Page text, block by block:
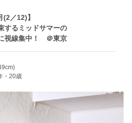
(2／12)】
するミッドサマーの
視線集中！ ＠東京
・20歳